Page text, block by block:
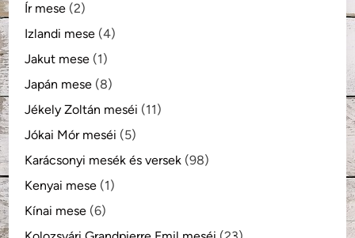
Ír mese (2)
Izlandi mese (4)
Jakut mese (1)
Japán mese (8)
Jékely Zoltán meséi (11)
Jókai Mór meséi (5)
Karácsonyi mesék és versek (98)
Kenyai mese (1)
Kínai mese (6)